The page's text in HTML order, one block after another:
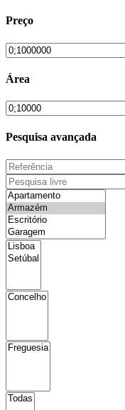
Preço
Área
Pesquisa avançada